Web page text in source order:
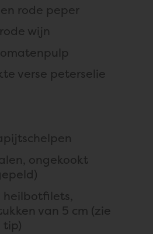
rode peper
wijn
verse peterselie
ongekookt
heilbotfilets,
van 5 cm (zie
tip)